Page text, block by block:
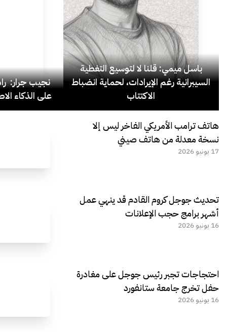
باسل ميمي: قلنا لا لتوسيع التغطية
السيبرانية رغم الإيرادات، لحماية انضباط
الاكتتاب
نجيب جرار:
على الذكاء
هاتف ترامب الأمريكي الفاخر ليس إلا
نسخة معدلة من هاتف صيني
17 يونيو 2026
تحديث جوجل كروم القادم قد ينهي عمل
أشهر برامج حجب الإعلانات
16 يونيو 2026
احتجاجات تجبر رئيس جوجل على مغادرة
حفل تخرج جامعة ستانفورد
16 يونيو 2026